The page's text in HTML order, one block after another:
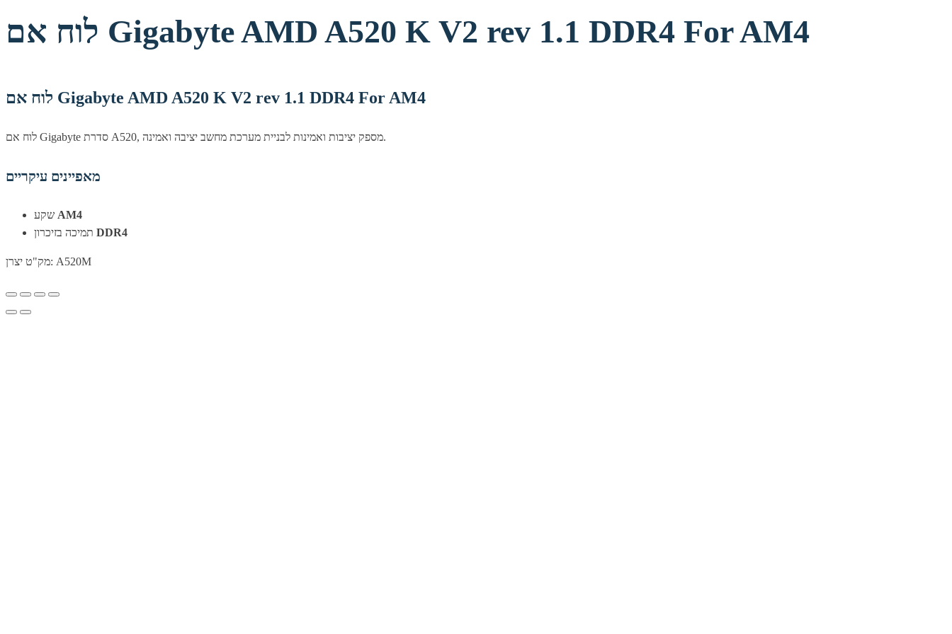
לוח אם Gigabyte AMD A520 K V2 rev 1.1 DDR4 For AM4
לוח אם Gigabyte AMD A520 K V2 rev 1.1 DDR4 For AM4
לוח אם Gigabyte סדרת A520, מספק יציבות ואמינות לבניית מערכת מחשב יציבה ואמינה.
מאפיינים עיקריים
AM4
DDR4
מק"ט יצרן: A520M